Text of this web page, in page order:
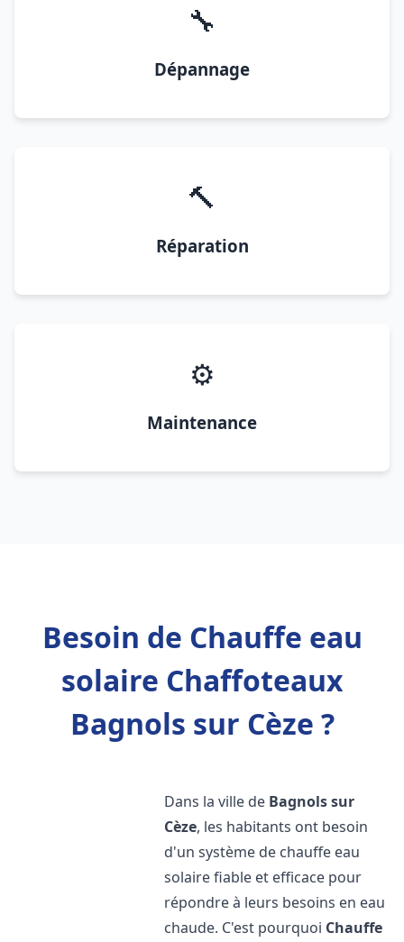
🔧
Dépannage
🔨
Réparation
⚙️
Maintenance
Besoin de Chauffe eau
solaire Chaffoteaux
Bagnols sur Cèze ?
Dans la ville de Bagnols sur
Cèze, les habitants ont besoin
d'un système de chauffe eau
solaire fiable et efficace pour
répondre à leurs besoins en eau
chaude. C'est pourquoi Chauffe